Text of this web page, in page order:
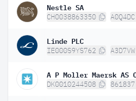
Nestle SA
CH0038863350 A0Q4DC
Linde PLC
IE000S9YS762 A3D7VW
A P Moller Maersk AS
DK0010244508 861837